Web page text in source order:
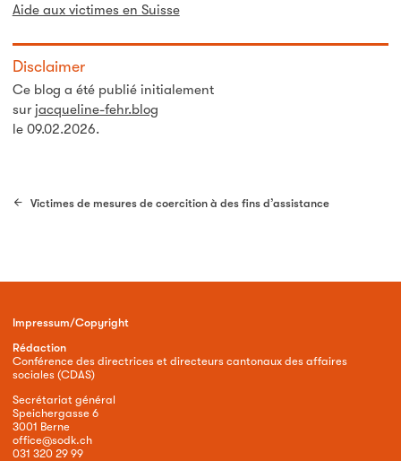
Aide aux victimes en Suisse
Disclaimer
Ce blog a été publié initialement
sur jacqueline-fehr.blog
le 09.02.2026.
Victimes de mesures de coercition à des fins d’assistance
Impressum/Copyright
Rédaction
Conférence des directrices et directeurs cantonaux des affaires
sociales (CDAS)
Secrétariat général
Speichergasse 6
3001 Berne
office@sodk.ch
031 320 29 99